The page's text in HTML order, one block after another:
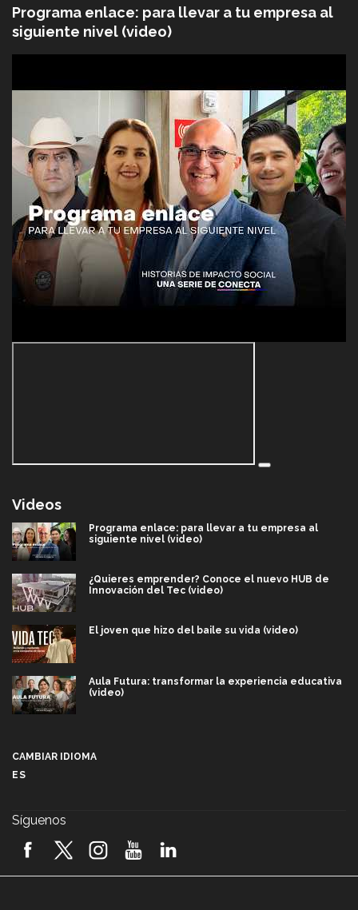
Programa enlace: para llevar a tu empresa al
siguiente nivel (video)
Videos
Programa enlace: para llevar a tu empresa al
siguiente nivel (video)
¿Quieres emprender? Conoce el nuevo HUB de
Innovación del Tec (video)
El joven que hizo del baile su vida (video)
Aula Futura: transformar la experiencia educativa
(video)
2026! (video)
CAMBIAR IDIOMA
ES
Síguenos